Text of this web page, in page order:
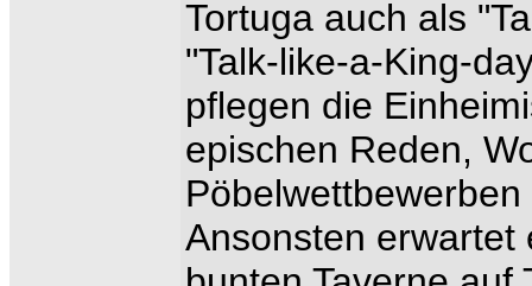
Tortuga auch als
"Talk-like-a-King-
pflegen die
epischen Reden,
Ansonsten erwartet